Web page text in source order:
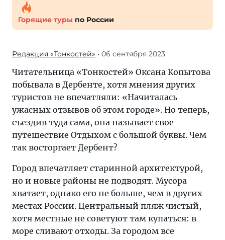
Горящие туры по России
Редакция «Тонкостей» • 06 сентября 2023
Читательница «Тонкостей» Оксана Копытова
побывала в Дербенте, хотя мнения других
туристов не впечатляли: «Начиталась
ужасных отзывов об этом городе». Но теперь,
съездив туда сама, она называет свое
путешествие Отдыхом с большой буквы. Чем
так восторгает Дербент?
Город впечатляет старинной архитектурой,
но и новые районы не подводят. Мусора
хватает, однако его не больше, чем в других
местах России. Центральный пляж чистый,
хотя местные не советуют там купаться: в
море сливают отходы. За городом все